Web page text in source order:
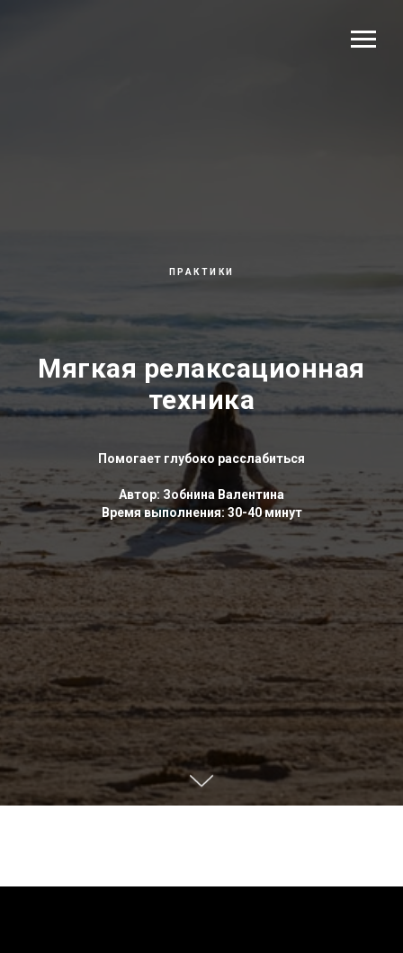
ПРАКТИКИ
Мягкая релаксационная
техника
Помогает глубоко расслабиться
Автор: Зобнина Валентина
Время выполнения: 30-40 минут